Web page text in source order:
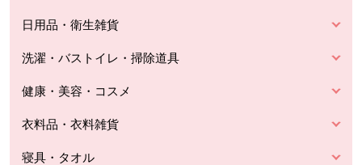
日用品・衛生雑貨
洗濯・バストイレ・掃除道具
健康・美容・コスメ
衣料品・衣料雑貨
寝具・タオル